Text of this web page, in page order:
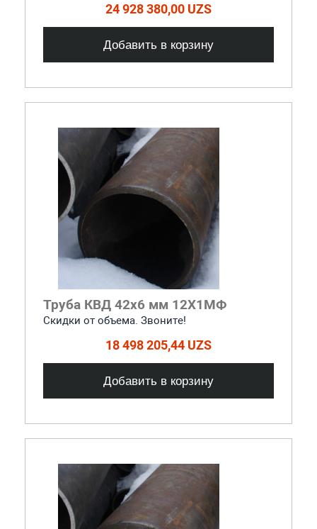
24 928 380,00 UZS
Добавить в корзину
Труба КВД 42х6 мм 12Х1МФ
Скидки от объема. Звоните!
18 498 205,44 UZS
Добавить в корзину